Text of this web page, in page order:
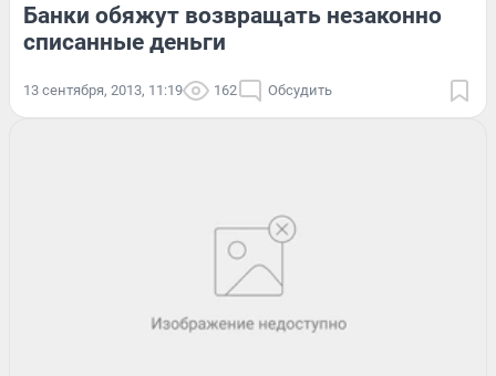
Банки обяжут возвращать незаконно
списанные деньги
13 сентября, 2013, 11:19 162 Обсудить